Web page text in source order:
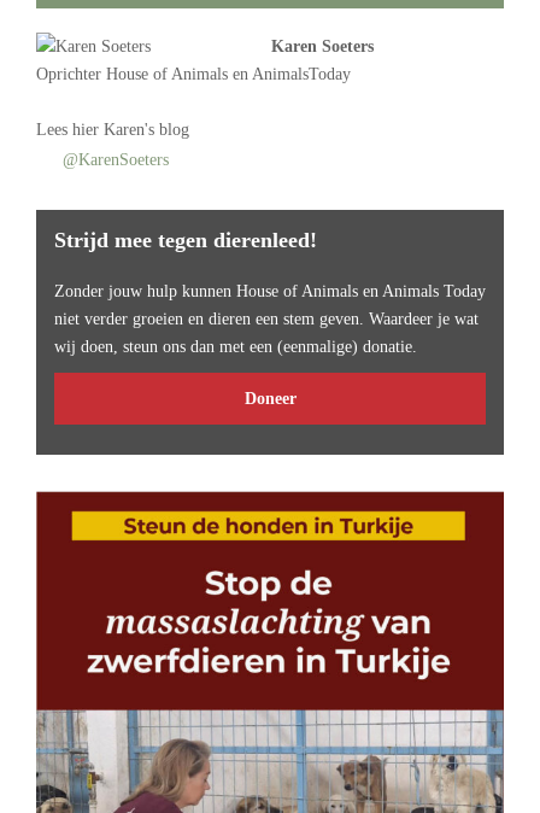
Karen Soeters
Oprichter House of Animals en AnimalsToday
Lees hier Karen's blog
@KarenSoeters
Strijd mee tegen dierenleed!
Zonder jouw hulp kunnen House of Animals en Animals Today
niet verder groeien en dieren een stem geven. Waardeer je wat
wij doen, steun ons dan met een (eenmalige) donatie.
Doneer